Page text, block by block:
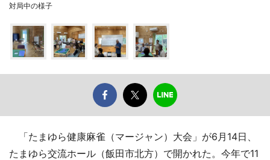
対局中の様子
「たまゆら健康麻雀（マージャン）大会」が6月14日、
たまゆら交流ホール（飯田市北方）で開かれた。今年で11